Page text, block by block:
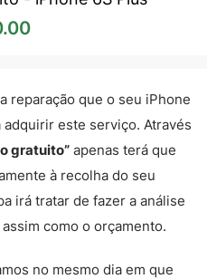
reparação que o seu iPhone
este serviço. Através
gratuito”apenas terá que
à recolha do seu
irá tratar de fazer a análise
como o orçamento.
no mesmo dia em que